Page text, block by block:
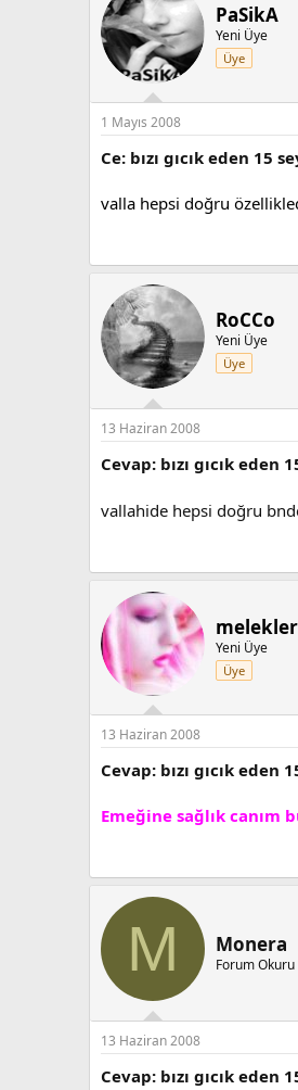
PaSikA
Yeni Üye
Üye
1 Mayıs 2008
Ce: bızı gıcık eden 15
valla hepsi doğru
RoCCo
Yeni Üye
Üye
13 Haziran 2008
Cevap: bızı gıcık eden
vallahide hepsi doğru
Yeni Üye
Üye
13 Haziran 2008
Cevap: bızı gıcık eden
Emeğine sağlık canım
M Monera
Forum Okuru
13 Haziran 2008
Cevap: bızı gıcık eden